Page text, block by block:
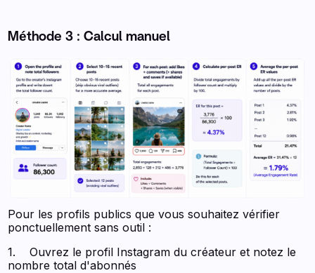
Méthode 3 : Calcul manuel
Pour les profils publics que vous souhaitez vérifier
ponctuellement sans outil :
1. Ouvrez le profil Instagram du créateur et notez le
nombre total d'abonnés